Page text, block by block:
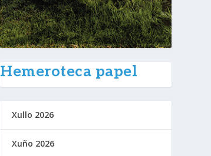
Hemeroteca papel
Xullo 2026
Xuño 2026